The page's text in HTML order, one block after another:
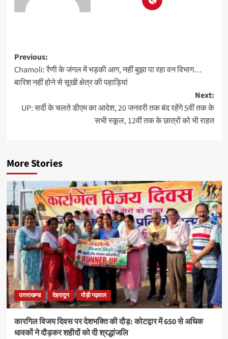
Previous:
Chamoli: रैणी के जंगल में भड़की आग, नहीं बुझा पा रहा वन विभाग…
बारिश नहीं होने से सूखी क्षेत्र की पहाड़ियां
Next:
UP: सर्दी के चलते डीएम का आदेश, 20 जनवरी तक बंद रहेंगे 5वीं तक के
सभी स्कूल, 12वीं तक के छात्रों को भी राहत
More Stories
उत्तराखण्ड देहरादून पौड़ी गढ़वाल
कारगिल विजय दिवस पर देशभक्ति की दौड़: कोटद्वार में 650 से अधिक
धावकों ने दौड़कर शहीदों को दी श्रद्धांजलि